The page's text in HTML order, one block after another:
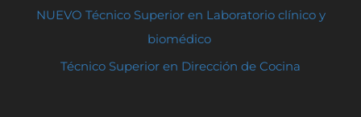
NUEVO Técnico Superior en Laboratorio clínico y
biomédico
Técnico Superior en Dirección de Cocina